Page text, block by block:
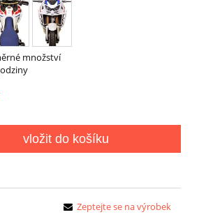
množství
vložit do košíku
Zeptejte se na výrobek